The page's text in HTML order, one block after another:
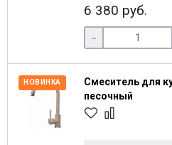
6 380 руб.
-
НОВИНКА
Смеситель для
песочный